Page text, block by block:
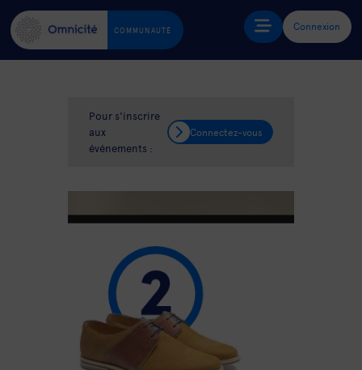
COMMUNAUTÉ Connexion
Pour s'inscrire
aux
événements :
Connectez-vous